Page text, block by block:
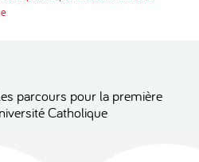
parcours pour la première
Catholique